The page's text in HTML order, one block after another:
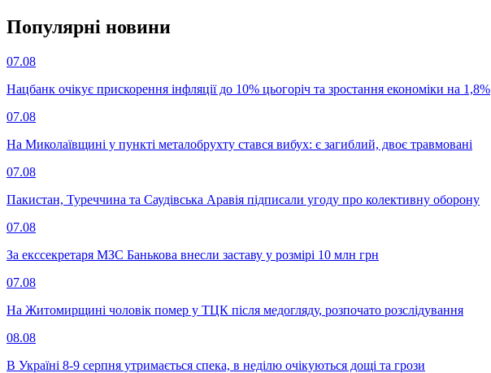
Популярнi новини
07.08
Нацбанк очікує прискорення інфляції до 10% цьогоріч та зростання економіки на 1,8%
07.08
На Миколаївщині у пункті металобрухту стався вибух: є загиблий, двоє травмовані
07.08
Пакистан, Туреччина та Саудівська Аравія підписали угоду про колективну оборону
07.08
За екссекретаря МЗС Банькова внесли заставу у розмірі 10 млн грн
07.08
На Житомирщині чоловік помер у ТЦК після медогляду, розпочато розслідування
08.08
В Україні 8-9 серпня утримається спека, в неділю очікуються дощі та грози